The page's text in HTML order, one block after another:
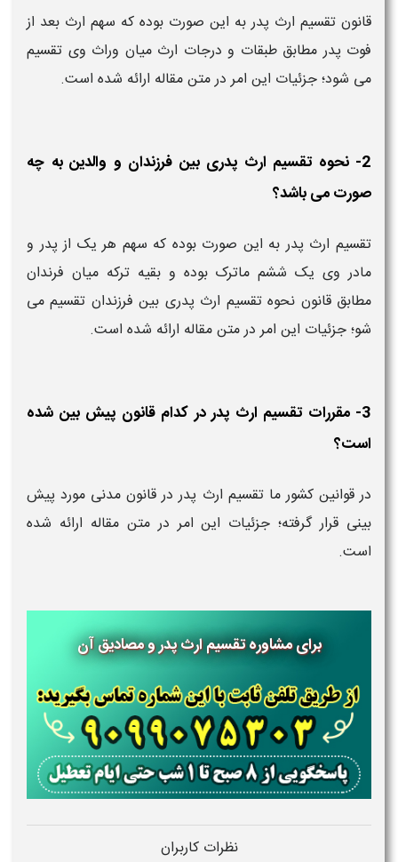
قانون تقسیم ارث پدر به این صورت بوده که سهم ارث بعد از
فوت پدر مطابق طبقات و درجات ارث میان وراث وی تقسیم
می شود؛ جزئیات این امر در متن مقاله ارائه شده است.
2- نحوه تقسیم ارث پدری بين فرزندان و والدین به چه
صورت می باشد؟
تقسیم ارث پدر به این صورت بوده که سهم هر یک از پدر و
مادر وی یک ششم ماترک بوده و بقیه ترکه میان فرندان
مطابق قانون نحوه تقسیم ارث پدری بين فرزندان تقسیم می
شو؛ جزئیات این امر در متن مقاله ارائه شده است.
3- مقررات تقسیم ارث پدر در کدام قانون پیش بین شده
است؟
در قوانین کشور ما تقسیم ارث پدر در قانون مدنی مورد پیش
بینی قرار گرفته؛ جزئیات این امر در متن مقاله ارائه شده
است.
برای مشاوره تقسیم ارث پدر و مصادیق آن
نظرات کاربران